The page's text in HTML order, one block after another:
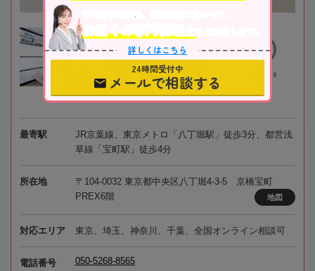
最寄駅
JR京葉線、東京メトロ「八丁堀駅」徒歩3分、都営浅
草線「宝町駅」徒歩4分
所在地
〒104-0032 東京都中央区八丁堀4-3-5 京橋宝町
PREX6階
地図
対応エリア 東京、埼玉、神奈川、千葉、全国オンライン相談可
電話番号 050-5268-8565
不動産や株式等、相続資産に合わせて、
お近くの専門税理士 をご紹介します。
詳しくはこちら
24時間受付中
メールで相談する